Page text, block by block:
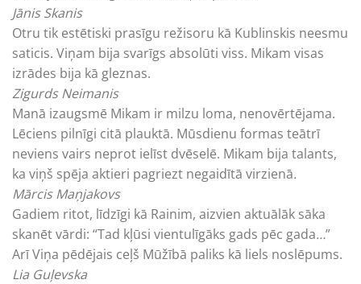
Jānis Skanis
Otru tik estētiski prasīgu režisoru kā Kublinskis neesmu
saticis. Viņam bija svarīgs absolūti viss. Mikam visas
izrādes bija kā gleznas.
Zigurds Neimanis
Manā izaugsmē Mikam ir milzu loma, nenovērtējama.
Lēciens pilnīgi citā plauktā. Mūsdienu formas teātrī
neviens vairs neprot ielīst dvēselē. Mikam bija talants,
ka viņš spēja aktieri pagriezt negaidītā virzienā.
Mārcis Maņjakovs
Gadiem ritot, līdzīgi kā Rainim, aizvien aktuālāk sāka
skanēt vārdi: “Tad kļūsi vientulīgāks gads pēc gada…”
Arī Viņa pēdējais ceļš Mūžībā paliks kā liels ­noslēpums.
Lia Guļevska